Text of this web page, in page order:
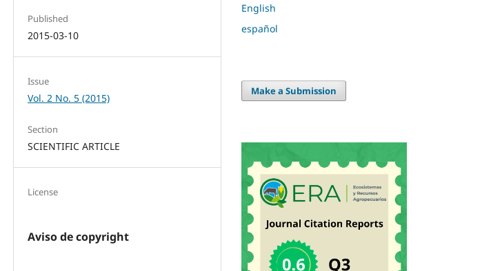
Published
2015-03-10
Issue
Vol. 2 No. 5 (2015)
Section
SCIENTIFIC ARTICLE
License
Aviso de copyright
English
español
Make a Submission